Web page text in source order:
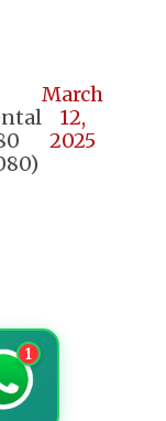
March
12,
2025
1